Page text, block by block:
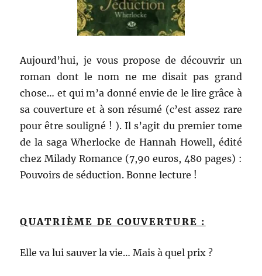
Aujourd’hui, je vous propose de découvrir un
roman dont le nom ne me disait pas grand
chose… et qui m’a donné envie de le lire grâce à
sa couverture et à son résumé (c’est assez rare
pour être souligné ! ). Il s’agit du premier tome
de la saga Wherlocke de Hannah Howell, édité
chez Milady Romance (7,90 euros, 480 pages) :
Pouvoirs de séduction. Bonne lecture !
QUATRIÈME DE COUVERTURE :
Elle va lui sauver la vie… Mais à quel prix ?